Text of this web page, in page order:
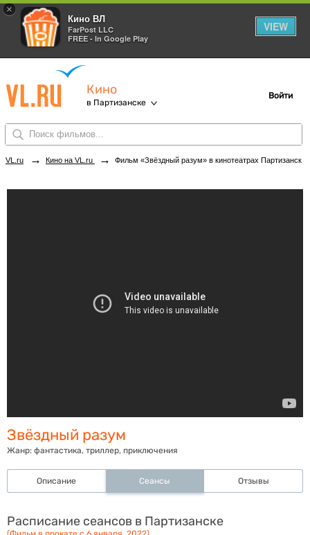
×
Кино ВЛ
FarPost LLC
FREE - In Google Play
VIEW
Кино
в Партизанске
Войти
VL.ru → Кино на VL.ru → Фильм «Звёздный разум» в кинотеатрах Партизанска. Купить билеты!
Звёздный разум
Жанр: фантастика, триллер, приключения
Описание Сеансы Отзывы
Расписание сеансов в Партизанске